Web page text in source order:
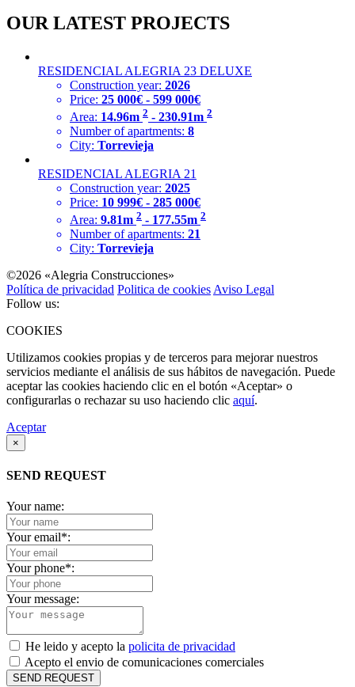
OUR LATEST PROJECTS
RESIDENCIAL ALEGRIA 23 DELUXE
Construction year: 2026
Price: 25 000€ - 599 000€
Area: 14.96m 2 - 230.91m 2
Number of apartments: 8
City: Torrevieja
RESIDENCIAL ALEGRIA 21
Construction year: 2025
Price: 10 999€ - 285 000€
Area: 9.81m 2 - 177.55m 2
Number of apartments: 21
City: Torrevieja
©2026 «Alegria Construcciones»
Política de privacidad Politica de cookies Aviso Legal
Follow us:
COOKIES
Utilizamos cookies propias y de terceros para mejorar nuestros
servicios mediante el análisis de sus hábitos de navegación. Puede
aceptar las cookies haciendo clic en el botón «Aceptar» o
configurarlas o rechazar su uso haciendo clic aquí.
Aceptar
×
SEND REQUEST
Your name:
Your email*:
Your phone*:
Your message:
He leido y acepto la policita de privacidad
Acepto el envio de comunicaciones comerciales
SEND REQUEST